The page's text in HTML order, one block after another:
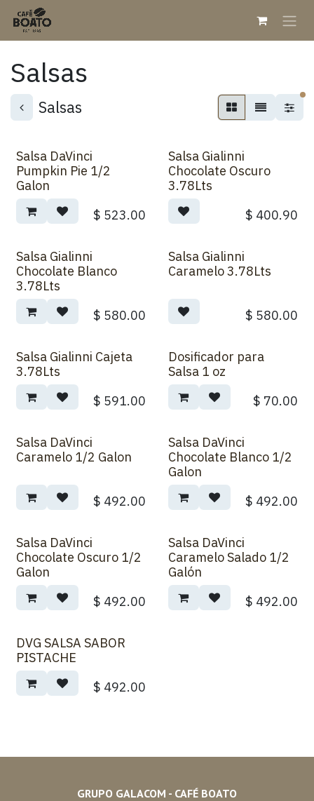
Skip to Content
Salsas
Salsas
Salsa DaVinci
Pumpkin Pie 1/2
Galon
$ 523.00
Salsa Gialinni
Chocolate Oscuro
3.78Lts
$ 400.90
Salsa Gialinni
Chocolate Blanco
3.78Lts
$ 580.00
Salsa Gialinni
Caramelo 3.78Lts
$ 580.00
Salsa Gialinni Cajeta
3.78Lts
$ 591.00
Dosificador para
Salsa 1 oz
$ 70.00
Salsa DaVinci
Caramelo 1/2 Galon
$ 492.00
Salsa DaVinci
Chocolate Blanco 1/2
Galon
$ 492.00
Salsa DaVinci
Chocolate Oscuro 1/2
Galon
$ 492.00
New!
Salsa DaVinci
Caramelo Salado 1/2
Galón
$ 492.00
DVG SALSA SABOR
PISTACHE
$ 492.00
GRUPO GALACOM - CAFÉ BOATO